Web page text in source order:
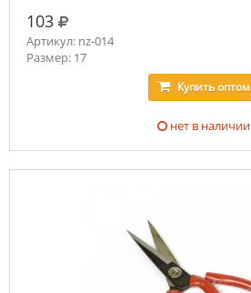
103 руб.
Артикул: nz-014
Размер: 17
Купитьоптом
нет в наличии